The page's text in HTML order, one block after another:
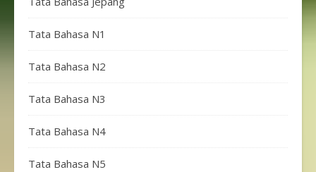
Tata Bahasa N1
Tata Bahasa N2
Tata Bahasa N3
Tata Bahasa N4
Tata Bahasa N5